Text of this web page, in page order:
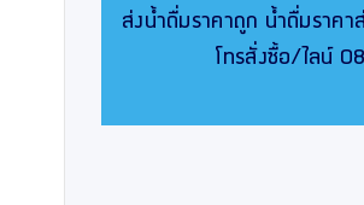
ส่งน้ำดื่มราคาถูก น้ำดื่มราคา
โทรสั่งซื้อ/ไลน์